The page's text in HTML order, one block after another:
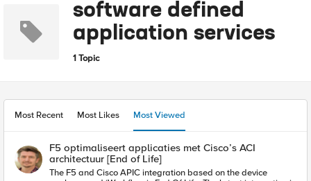
software defined
application services
1 Topic
Most Recent Most Likes Most Viewed
F5 optimaliseert applicaties met Cisco’s ACI
architectuur [End of Life]
The F5 and Cisco APIC integration based on the device